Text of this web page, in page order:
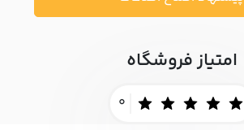
امتیاز فروشگاه
0